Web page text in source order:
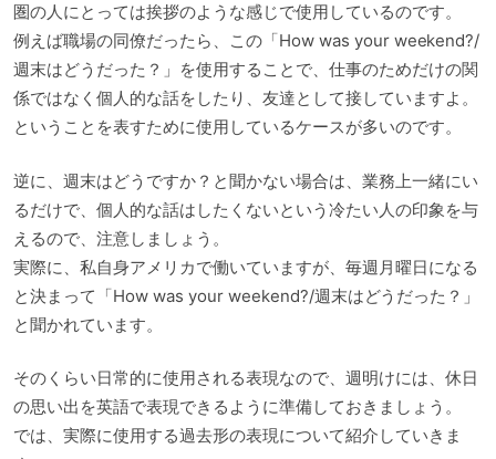
圏の人にとっては挨拶のような感じで使用しているのです。
例えば職場の同僚だったら、この「How was your weekend?/
週末はどうだった？」を使用することで、仕事のためだけの関
係ではなく個人的な話をしたり、友達として接していますよ。
ということを表すために使用しているケースが多いのです。
逆に、週末はどうですか？と聞かない場合は、業務上一緒にい
るだけで、個人的な話はしたくないという冷たい人の印象を与
えるので、注意しましょう。
実際に、私自身アメリカで働いていますが、毎週月曜日になる
と決まって「How was your weekend?/週末はどうだった？」
と聞かれています。
そのくらい日常的に使用される表現なので、週明けには、休日
の思い出を英語で表現できるように準備しておきましょう。
では、実際に使用する過去形の表現について紹介していきま